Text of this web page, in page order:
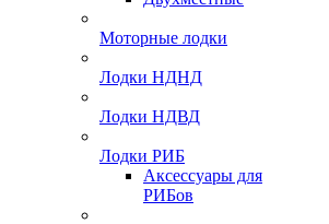
Моторные лодки
Лодки НДНД
Лодки НДВД
Лодки РИБ
Аксессуары для
РИБов